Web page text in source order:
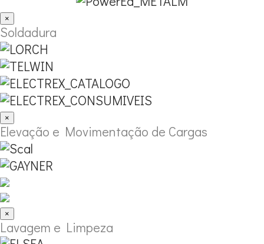
×
Soldadura
×
Elevação e Movimentação de Cargas
×
Lavagem e Limpeza